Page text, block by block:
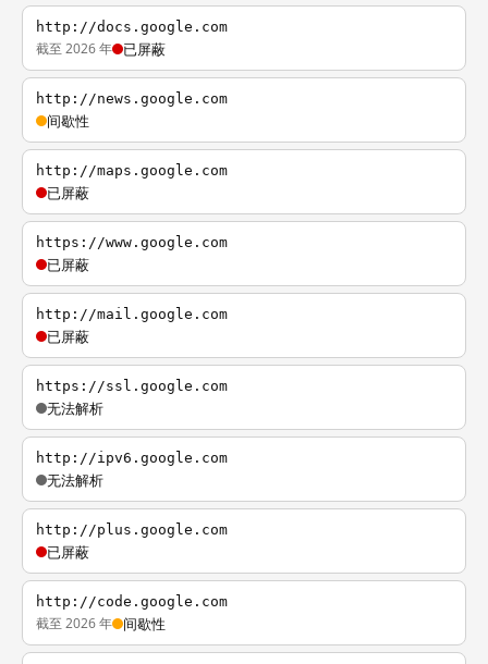
http://docs.google.com
截至 2026 年 已屏蔽
http://news.google.com
间歇性
http://maps.google.com
已屏蔽
https://www.google.com
已屏蔽
http://mail.google.com
已屏蔽
https://ssl.google.com
无法解析
http://ipv6.google.com
无法解析
http://plus.google.com
已屏蔽
http://code.google.com
截至 2026 年 间歇性